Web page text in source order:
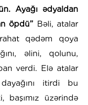
Ayağı ədyaldan
öpdü” Bəli, atalar
qədəm qoya
əlini, qolunu,
verdi. Elə atalar
itirdi bu
başımız üzərində